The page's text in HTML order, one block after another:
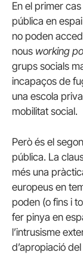
En el primer
pública en
no poden
nous working
grups socials
incapaços de
una escola
mobilitat social.
Però és el
pública. La
més una
europeus en
poden (o fins i
fer pinya en
l’intrusisme
d’apropiació